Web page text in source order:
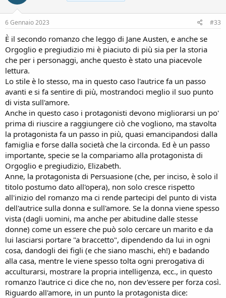
6 Gennaio 2023 #33
È il secondo romanzo che leggo di Jane Austen, e anche se
Orgoglio e pregiudizio mi è piaciuto di più sia per la storia
che per i personaggi, anche questo è stato una piacevole
lettura.
Lo stile è lo stesso, ma in questo caso l'autrice fa un passo
avanti e si fa sentire di più, mostrandoci meglio il suo punto
di vista sull'amore.
Anche in questo caso i protagonisti devono migliorarsi un po'
prima di riuscire a raggiungere ciò che vogliono, ma stavolta
la protagonista fa un passo in più, quasi emancipandosi dalla
famiglia e forse dalla società che la circonda. Ed è un passo
importante, specie se la compariamo alla protagonista di
Orgoglio e pregiudizio, Elizabeth.
Anne, la protagonista di Persuasione (che, per inciso, è solo il
titolo postumo dato all'opera), non solo cresce rispetto
all'inizio del romanzo ma ci rende partecipi del punto di vista
dell'autrice sulla donna e sull'amore. Se la donna viene spesso
vista (dagli uomini, ma anche per abitudine dalle stesse
donne) come un essere che può solo cercare un marito e da
lui lasciarsi portare "a braccetto", dipendendo da lui in ogni
cosa, dandogli dei figli (e che siano maschi, eh!) e badando
alla casa, mentre le viene spesso tolta ogni prerogativa di
acculturarsi, mostrare la propria intelligenza, ecc., in questo
romanzo l'autrice ci dice che no, non dev'essere per forza così.
Riguardo all'amore, in un punto la protagonista dice: